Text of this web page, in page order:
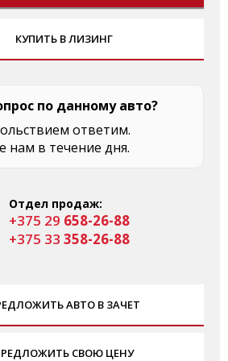
КУПИТЬ В ЛИЗИНГ
по данному авто?
ответим.
нам в течение дня.
Отдел продаж:
+375 29 658-26-88
+375 33 358-26-88
АВТО В ЗАЧЕТ
СВОЮ ЦЕНУ